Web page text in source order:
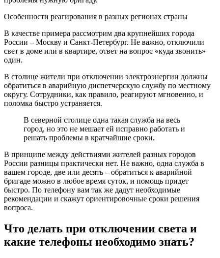
Особенности реагирования в разных регионах страны
В качестве примера рассмотрим два крупнейших города
России – Москву и Санкт-Петербург. Не важно, отключили
свет в доме или в квартире, ответ на вопрос «куда звонить»
один.
В столице жители при отключении электроэнергии должны
обратиться в аварийную диспетчерскую службу по местному
округу. Сотрудники, как правило, реагируют мгновенно, и
поломка быстро устраняется.
В северной столице одна такая служба на весь
город, но это не мешает ей исправно работать и
решать проблемы в кратчайшие сроки.
В принципе между действиями жителей разных городов
России разницы практически нет. Не важно, одна служба в
вашем городе, две или десять – обратиться к аварийной
бригаде можно в любое время суток, и помощь придет
быстро. По телефону вам так же дадут необходимые
рекомендации и скажут ориентировочные сроки решения
вопроса.
Что делать при отключении света и
какие телефоны необходимо знать?